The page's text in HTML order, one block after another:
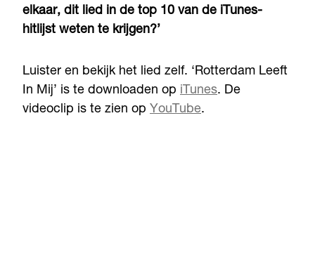
elkaar, dit lied in de top 10 van de iTunes-
hitlijst weten te krijgen?’
Luister en bekijk het lied zelf. ‘Rotterdam Leeft
In Mij’ is te downloaden op iTunes. De
videoclip is te zien op YouTube.